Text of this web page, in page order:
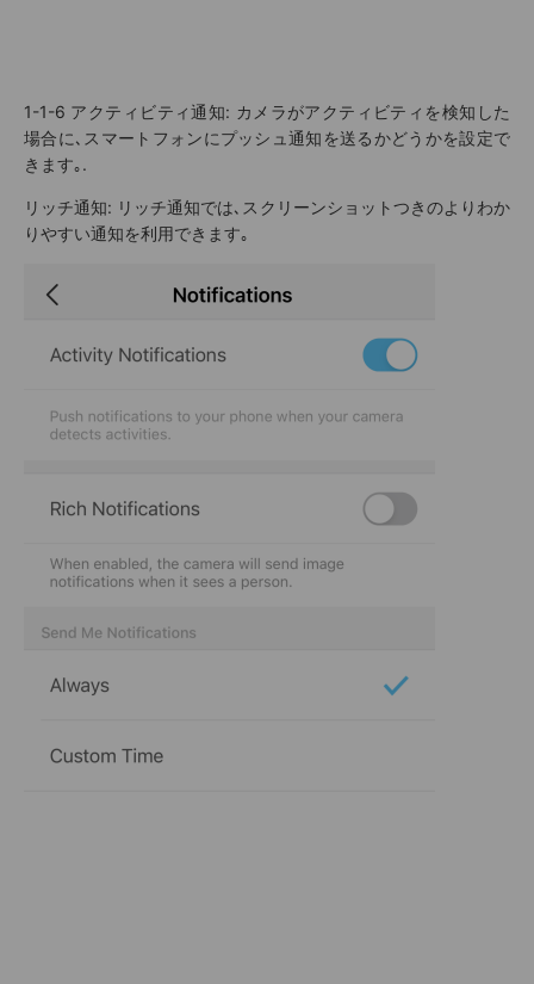
1-1-6 アクティビティ通知: カメラがアクティビティを検知した
場合に､スマートフォンにプッシュ通知を送るかどうかを設定で
きます｡.
リッチ通知: リッチ通知では､スクリーンショットつきのよりわか
りやすい通知を利用できます｡